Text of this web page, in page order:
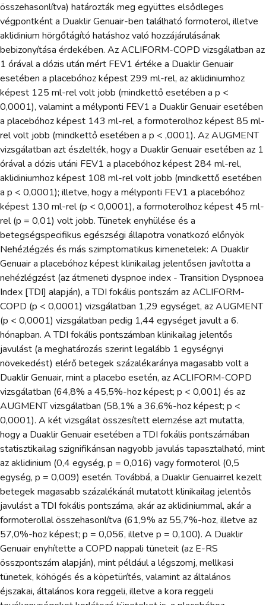
összehasonlítva) határozták meg együttes elsődleges
végpontként a Duaklir Genuair-ben található formoterol, illetve
aklidinium hörgőtágító hatáshoz való hozzájárulásának
bebizonyítása érdekében. Az ACLIFORM-COPD vizsgálatban az
1 órával a dózis után mért FEV1 értéke a Duaklir Genuair
esetében a placebóhoz képest 299 ml-rel, az aklidiniumhoz
képest 125 ml-rel volt jobb (mindkettő esetében a p <
0,0001), valamint a mélyponti FEV1 a Duaklir Genuair esetében
a placebóhoz képest 143 ml-rel, a formoterolhoz képest 85 ml-
rel volt jobb (mindkettő esetében a p < ,0001). Az AUGMENT
vizsgálatban azt észlelték, hogy a Duaklir Genuair esetében az 1
órával a dózis utáni FEV1 a placebóhoz képest 284 ml-rel,
aklidiniumhoz képest 108 ml-rel volt jobb (mindkettő esetében
a p < 0,0001); illetve, hogy a mélyponti FEV1 a placebóhoz
képest 130 ml-rel (p < 0,0001), a formoterolhoz képest 45 ml-
rel (p = 0,01) volt jobb. Tünetek enyhülése és a
betegségspecifikus egészségi állapotra vonatkozó előnyök
Nehézlégzés és más szimptomatikus kimenetelek: A Duaklir
Genuair a placebóhoz képest klinikailag jelentősen javította a
nehézlégzést (az átmeneti dyspnoe index - Transition Dyspnoea
Index [TDI] alapján), a TDI fokális pontszám az ACLIFORM-
COPD (p < 0,0001) vizsgálatban 1,29 egységet, az AUGMENT
(p < 0,0001) vizsgálatban pedig 1,44 egységet javult a 6.
hónapban. A TDI fokális pontszámban klinikailag jelentős
javulást (a meghatározás szerint legalább 1 egységnyi
növekedést) elérő betegek százalékaránya magasabb volt a
Duaklir Genuair, mint a placebo esetén, az ACLIFORM-COPD
vizsgálatban (64,8% a 45,5%-hoz képest; p < 0,001) és az
AUGMENT vizsgálatban (58,1% a 36,6%-hoz képest; p <
0,0001). A két vizsgálat összesített elemzése azt mutatta,
hogy a Duaklir Genuair esetében a TDI fokális pontszámában
statisztikailag szignifikánsan nagyobb javulás tapasztalható, mint
az aklidinium (0,4 egység, p = 0,016) vagy formoterol (0,5
egység, p = 0,009) esetén. Továbbá, a Duaklir Genuairrel kezelt
betegek magasabb százalékánál mutatott klinikailag jelentős
javulást a TDI fokális pontszáma, akár az aklidiniummal, akár a
formoterollal összehasonlítva (61,9% az 55,7%-hoz, illetve az
57,0%-hoz képest; p = 0,056, illetve p = 0,100). A Duaklir
Genuair enyhítette a COPD nappali tüneteit (az E-RS
összpontszám alapján), mint például a légszomj, mellkasi
tünetek, köhögés és a köpetürítés, valamint az általános
éjszakai, általános kora reggeli, illetve a kora reggeli